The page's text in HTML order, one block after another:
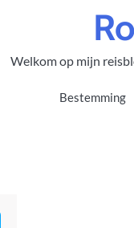
Welkom op mijn
Bestemming